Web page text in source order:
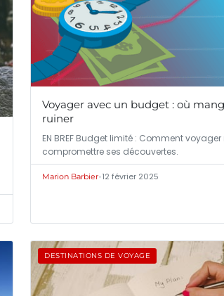
Voyager avec un budget : où
ruiner
EN BREF Budget limité : Comment
compromettre ses découvertes.
Marion Barbier•12 février 2025
DESTINATIONS DE VOYAGE